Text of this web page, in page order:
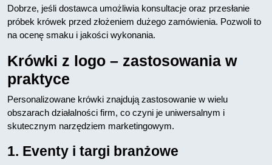
Dobrze, jeśli dostawca umożliwia konsultacje oraz przesłanie
próbek krówek przed złożeniem dużego zamówienia. Pozwoli to
na ocenę smaku i jakości wykonania.
Krówki z logo – zastosowania w
praktyce
Personalizowane krówki znajdują zastosowanie w wielu
obszarach działalności firm, co czyni je uniwersalnym i
skutecznym narzędziem marketingowym.
1. Eventy i targi branżowe